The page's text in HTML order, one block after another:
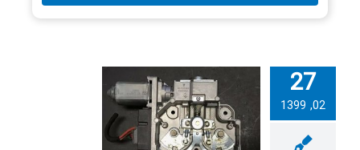
27
02, 1399
و رفع
ترمز دستی
خودروهای